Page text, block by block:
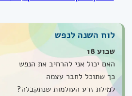
לוח השנה לנפש
שבוע 18
האם יכול אני להרחיב את הנפש
כך שתוכל לחבר עצמה
למילת זרע העולמות שנתקבלה?